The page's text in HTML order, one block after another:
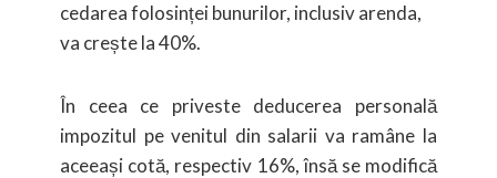
cedarea folosinței bunurilor, inclusiv arenda,
va crește la 40%.
În ceea ce priveste deducerea personală
impozitul pe venitul din salarii va ramâne la
aceeași cotă, respectiv 16%, însă se modifică